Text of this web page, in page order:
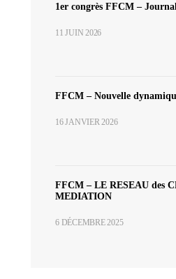
1er congrès FFCM –
11 JUIN 2026
FFCM – Nouvelle
16 JANVIER 2026
FFCM – LE RESEAU des
MEDIATION
6 DÉCEMBRE 2025